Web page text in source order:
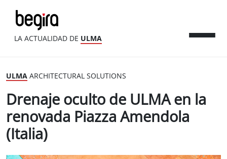
LA ACTUALIDAD DE ULMA
ULMA ARCHITECTURAL SOLUTIONS
Drenaje oculto de ULMA en la
renovada Piazza Amendola
(Italia)